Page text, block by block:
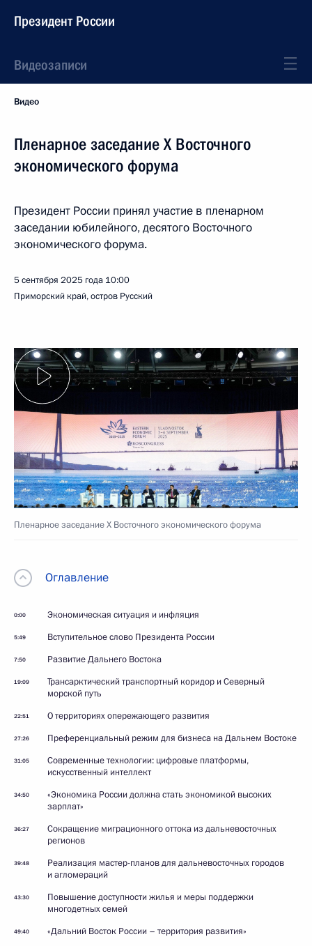
Президент России
Видеозаписи
Видео
Пленарное заседание X Восточного
экономического форума
Президент России принял участие в пленарном
заседании юбилейного, десятого Восточного
экономического форума.
5 сентября 2025 года 10:00
Приморский край, остров Русский
Пленарное заседание X Восточного экономического форума
Оглавление
0:00 Экономическая ситуация и инфляция
5:49 Вступительное слово Президента России
7:50 Развитие Дальнего Востока
19:09
Трансарктический транспортный коридор и Северный
морской путь
22:51 О территориях опережающего развития
27:26 Преференциальный режим для бизнеса на Дальнем Востоке
31:05
Современные технологии: цифровые платформы,
искусственный интеллект
34:50
«Экономика России должна стать экономикой высоких
зарплат»
36:27
Сокращение миграционного оттока из дальневосточных
регионов
39:48
Реализация мастер-планов для дальневосточных городов
и агломераций
43:30
Повышение доступности жилья и меры поддержки
многодетных семей
49:40 «Дальний Восток России – территория развития»